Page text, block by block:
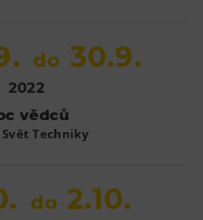
do 30.9.
2022
vědců
Techniky
do 2.10.